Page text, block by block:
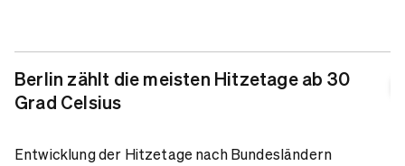
Berlin zählt die meisten Hitzetage ab 30
Grad Celsius
Entwicklung der Hitzetage nach Bundesländern